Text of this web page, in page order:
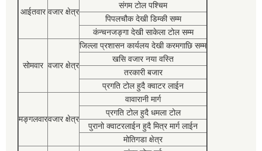
आईतवार वजार क्षेत्र
संगम टोल पश्चिम
पिपलचौक देखी डिम्की सम्म
कंन्चनजङ्गा देखी साकेला टोल सम्म
सोमवार वजार क्षेत्र
जिल्ला प्रशासन कार्यलय देखी करमगाछि सम्म
खसि वजार नया वस्ति
तरकारी बजार
प्रगति टोल हुदै क्वाटर लाईन
मङ्गलवारवजार क्षेत्र
वावारानी मार्ग
प्रगति टोल हुदै धमला टोल
पुरानो क्वाटरलाईन हुदै मित्र मार्ग लाईन
मोतिगडा क्षेत्र